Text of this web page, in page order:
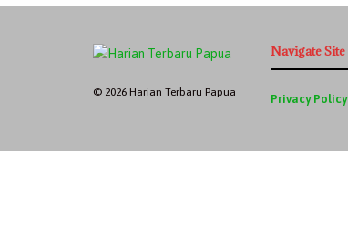
© 2026 Harian Terbaru Papua
Navigate Site
Privacy Policy